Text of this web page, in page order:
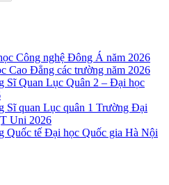
Công nghệ Đông Á năm 2026
Cao Đẳng các trường năm 2026
Sĩ Quan Lục Quân 2 – Đại học
Sĩ quan Lục quân 1 Trường Đại
Uni 2026
Quốc tế Đại học Quốc gia Hà Nội